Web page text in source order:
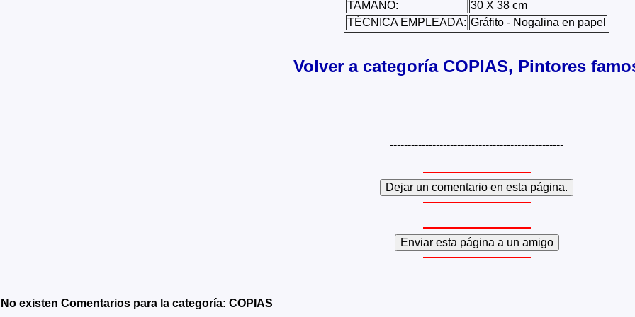
TAMAÑO:
30 X 38 cm
TÉCNICA EMPLEADA: Gráfito - Nogalina en papel
Volver a categoría COPIAS, Pintores
-------------------------------------------------
No existen Comentarios para la categoría: COPIAS